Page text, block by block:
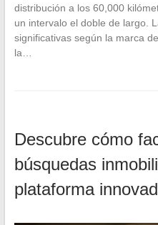
distribución a los 60,000
un intervalo el doble de largo.
significativas según la marca
la…
Descubre cómo
búsquedas
plataforma